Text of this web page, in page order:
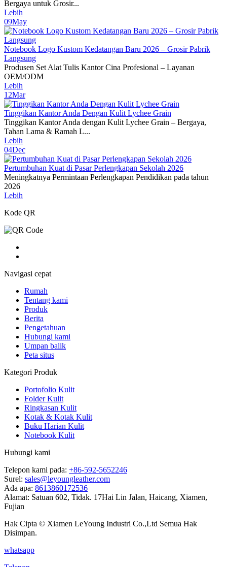
Bergaya untuk Grosir...
Lebih
09May
Notebook Logo Kustom Kedatangan Baru 2026 – Grosir Pabrik
Langsung
Produsen Set Alat Tulis Kantor Cina Profesional – Layanan
OEM/ODM
Lebih
12Mar
Tinggikan Kantor Anda Dengan Kulit Lychee Grain
Tinggikan Kantor Anda dengan Kulit Lychee Grain – Bergaya,
Tahan Lama & Ramah L...
Lebih
04Dec
Pertumbuhan Kuat di Pasar Perlengkapan Sekolah 2026
Meningkatnya Permintaan Perlengkapan Pendidikan pada tahun
2026
Lebih
Kode QR
Navigasi cepat
Rumah
Tentang kami
Produk
Berita
Pengetahuan
Hubungi kami
Umpan balik
Peta situs
Kategori Produk
Portofolio Kulit
Folder Kulit
Ringkasan Kulit
Kotak & Kotak Kulit
Buku Harian Kulit
Notebook Kulit
Hubungi kami
Telepon kami pada: +86-592-5652246
Surel: sales@leyoungleather.com
Ada apa: 8613860172536
Alamat: Satuan 602, Tidak. 17Hai Lin Jalan, Haicang, Xiamen,
Fujian
Hak Cipta © Xiamen LeYoung Industri Co.,Ltd Semua Hak
Disimpan.
whatsapp